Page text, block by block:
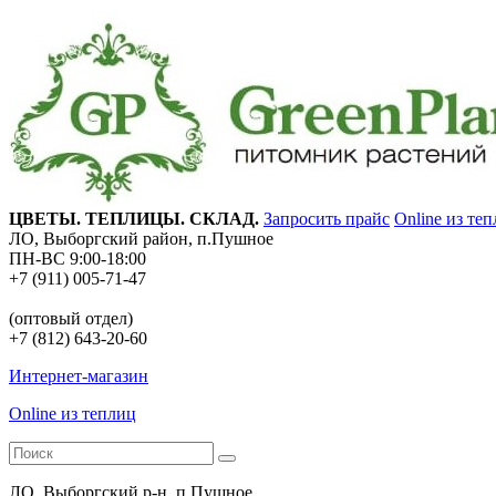
ЦВЕТЫ. ТЕПЛИЦЫ. СКЛАД. Запросить прайс Online из
ЛО, Выборгский район, п.Пушное
ПН-ВС 9:00-18:00
+7 (911) 005-71-47
(оптовый отдел)
+7 (812) 643-20-60
Интернет-магазин
Online из теплиц
ЛО, Выборгский р-н, п.Пушное